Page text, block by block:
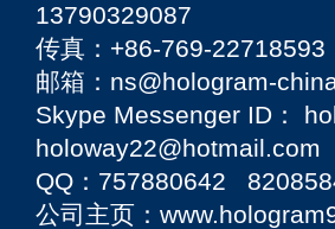
13790329087
传真：+86-769-
邮箱：ns@hologram-
Skype Messenger ID：
holoway22@hotmail.com
QQ：757880642
公司主页：